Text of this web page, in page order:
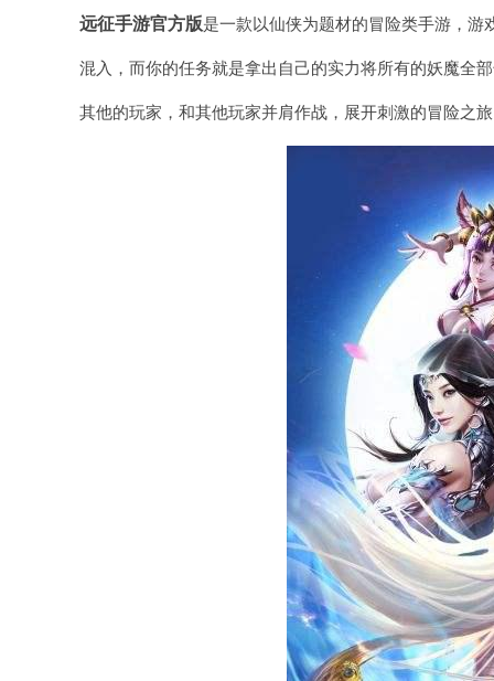
远征手游官方版是一款以仙侠为题材的冒险类手游，
混入，而你的任务就是拿出自己的实力将所有的妖魔全
其他的玩家，和其他玩家并肩作战，展开刺激的冒险之